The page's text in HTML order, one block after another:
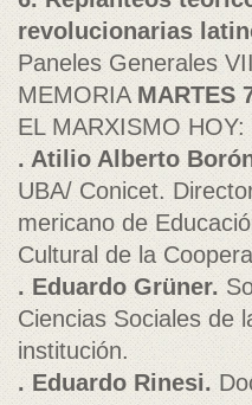
revolucionarias
Paneles Generales
MEMORIAMARTES
EL MARXISMO
. Atilio Alberto
UBA/ Conicet.
mericano de
Cultural de la
. Eduardo Grüner.
Ciencias Sociales de
institución.
. Eduardo Rinesi.